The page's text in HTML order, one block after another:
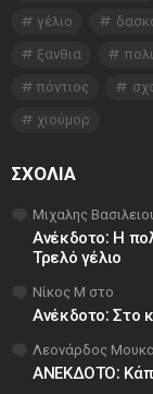
γέλιο
ξανθια
πόντιος
χιούμορ
ΣΧΌΛΙΑ
Μιχαλης
Ανέκδοτο: Η
Τρελό γέλιο
Νίκος Μ στο
Ανέκδοτο: Στο
Λεονάρδος
ΑΝΕΚΔΟΤΟ: